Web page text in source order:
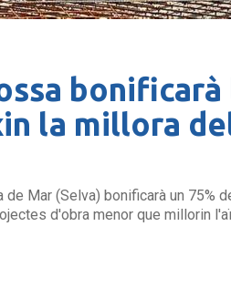
la millora
de Mar (Selva) bonificarà un
d'obra menor que millorin